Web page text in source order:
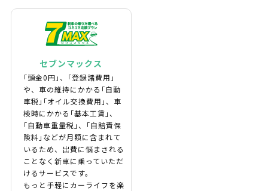
セブンマックス
｢頭金0円｣、｢登録諸費用｣
や、車の維持にかかる｢自動
車税｣｢オイル交換費用｣、車
検時にかかる｢基本工賃｣、
｢自動車重量税｣、｢自賠責保
険料｣などが月額に含まれて
いるため、出費に悩まされる
ことなく新車に乗っていただ
けるサービスです。
もっと手軽にカーライフを楽